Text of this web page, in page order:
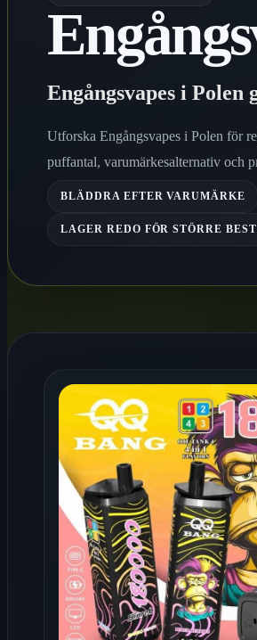
Engångsvapes i Polen
Utforska Engångsvapes i Polen för
puffantal, varumärkesalternativ och
BLÄDDRA EFTER VARUMÄRKE
LAGER REDO FÖR STÖRRE